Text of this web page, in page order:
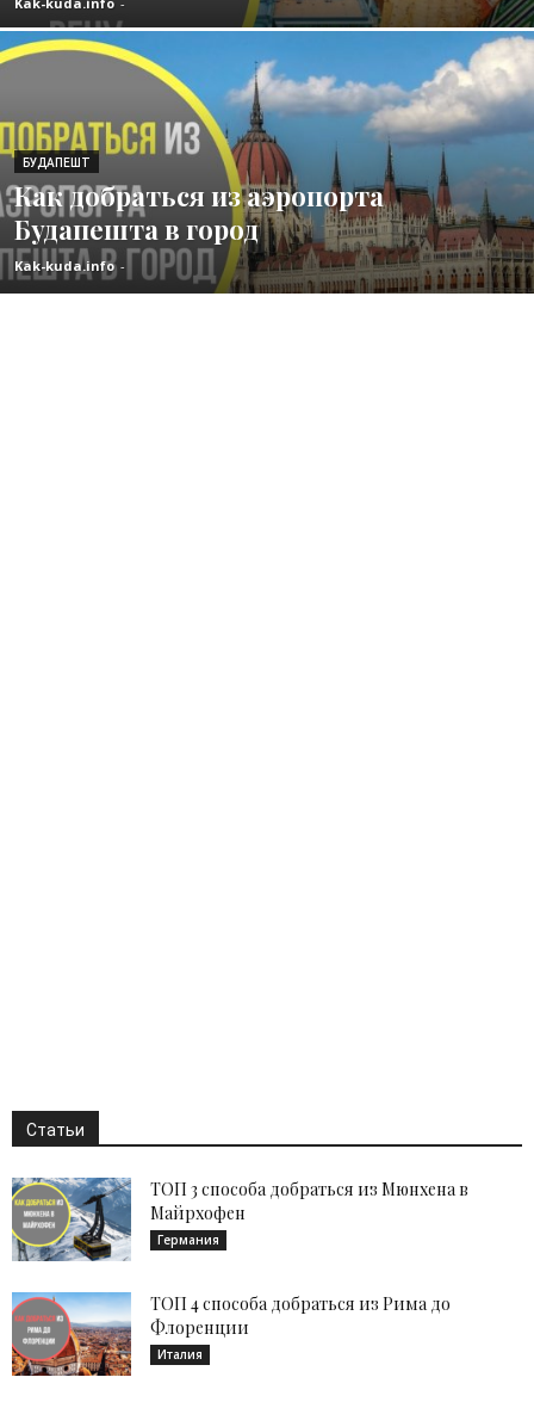
БУДАПЕШТ
Как добраться из аэропорта
Будапешта в город
Kak-kuda.info -
Статьи
ТОП 3 способа добраться из Мюнхена в
Майрхофен
Германия
ТОП 4 способа добраться из Рима до
Флоренции
Италия